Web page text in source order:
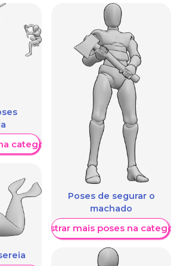
categoria
Poses de segurar o
machado
Mostrar mais poses na